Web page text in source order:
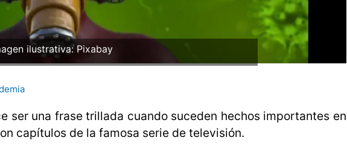
ilustrativa: Pixabay
ser una frase trillada cuando suceden hechos importantes en
capítulos de la famosa serie de televisión.